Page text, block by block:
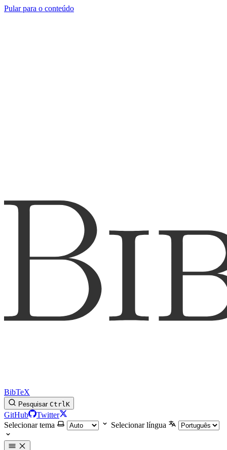
Pular para o conteúdo
BibTeX
Pesquisar CtrlK
GitHub
Twitter
Selecionar tema
Selecionar língua